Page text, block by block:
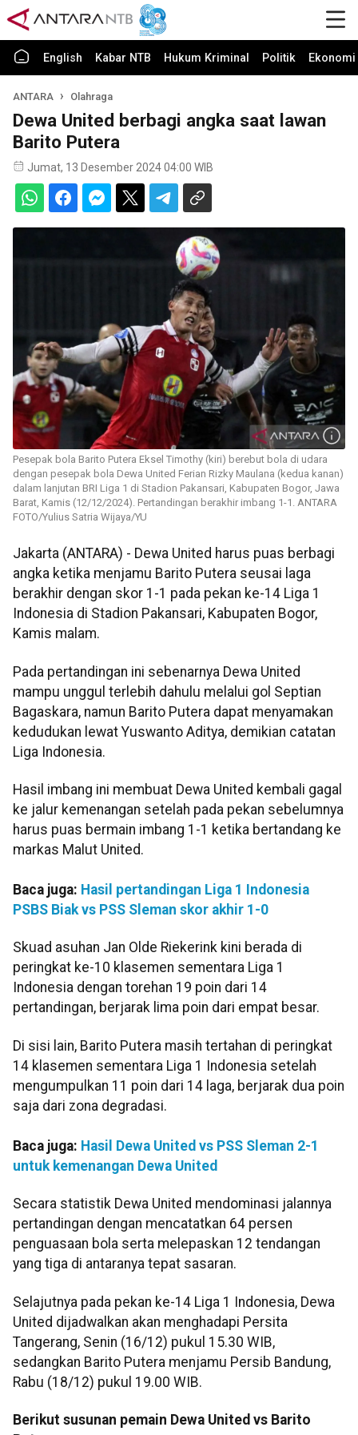
English Kabar NTB Hukum Kriminal Politik
ANTARA Olahraga
Dewa United berbagi angka saat lawan
Barito Putera
Jumat, 13 Desember 2024 04:00 WIB
Pesepak bola Barito Putera Eksel Timothy (kiri) berebut bola di udara
dengan pesepak bola Dewa United Ferian Rizky Maulana (kedua kanan)
dalam lanjutan BRI Liga 1 di Stadion Pakansari, Kabupaten Bogor, Jawa
Barat, Kamis (12/12/2024). Pertandingan berakhir imbang 1-1. ANTARA
FOTO/Yulius Satria Wijaya/YU
Jakarta (ANTARA) - Dewa United harus puas berbagi
angka ketika menjamu Barito Putera seusai laga
berakhir dengan skor 1-1 pada pekan ke-14 Liga 1
Indonesia di Stadion Pakansari, Kabupaten Bogor,
Kamis malam.
Pada pertandingan ini sebenarnya Dewa United
mampu unggul terlebih dahulu melalui gol Septian
Bagaskara, namun Barito Putera dapat menyamakan
kedudukan lewat Yuswanto Aditya, demikian catatan
Liga Indonesia.
Hasil imbang ini membuat Dewa United kembali gagal
ke jalur kemenangan setelah pada pekan sebelumnya
harus puas bermain imbang 1-1 ketika bertandang ke
markas Malut United.
Baca juga: Hasil pertandingan Liga 1 Indonesia
PSBS Biak vs PSS Sleman skor akhir 1-0
Skuad asuhan Jan Olde Riekerink kini berada di
peringkat ke-10 klasemen sementara Liga 1
Indonesia dengan torehan 19 poin dari 14
pertandingan, berjarak lima poin dari empat besar.
Di sisi lain, Barito Putera masih tertahan di peringkat
14 klasemen sementara Liga 1 Indonesia setelah
mengumpulkan 11 poin dari 14 laga, berjarak dua poin
saja dari zona degradasi.
Baca juga: Hasil Dewa United vs PSS Sleman 2-1
untuk kemenangan Dewa United
Secara statistik Dewa United mendominasi jalannya
pertandingan dengan mencatatkan 64 persen
penguasaan bola serta melepaskan 12 tendangan
yang tiga di antaranya tepat sasaran.
Selajutnya pada pekan ke-14 Liga 1 Indonesia, Dewa
United dijadwalkan akan menghadapi Persita
Tangerang, Senin (16/12) pukul 15.30 WIB,
sedangkan Barito Putera menjamu Persib Bandung,
Rabu (18/12) pukul 19.00 WIB.
Berikut susunan pemain Dewa United vs Barito